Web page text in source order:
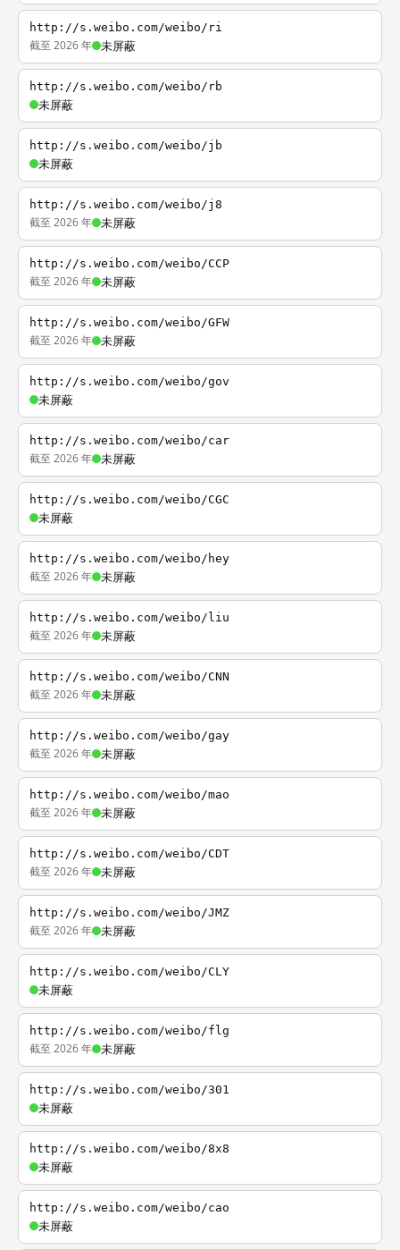
http://s.weibo.com/weibo/ri
截至 2026 年 未屏蔽
http://s.weibo.com/weibo/rb
未屏蔽
http://s.weibo.com/weibo/jb
未屏蔽
http://s.weibo.com/weibo/j8
截至 2026 年 未屏蔽
http://s.weibo.com/weibo/CCP
截至 2026 年 未屏蔽
http://s.weibo.com/weibo/GFW
截至 2026 年 未屏蔽
http://s.weibo.com/weibo/gov
未屏蔽
http://s.weibo.com/weibo/car
截至 2026 年 未屏蔽
http://s.weibo.com/weibo/CGC
未屏蔽
http://s.weibo.com/weibo/hey
截至 2026 年 未屏蔽
http://s.weibo.com/weibo/liu
截至 2026 年 未屏蔽
http://s.weibo.com/weibo/CNN
截至 2026 年 未屏蔽
http://s.weibo.com/weibo/gay
截至 2026 年 未屏蔽
http://s.weibo.com/weibo/mao
截至 2026 年 未屏蔽
http://s.weibo.com/weibo/CDT
截至 2026 年 未屏蔽
http://s.weibo.com/weibo/JMZ
截至 2026 年 未屏蔽
http://s.weibo.com/weibo/CLY
未屏蔽
http://s.weibo.com/weibo/flg
截至 2026 年 未屏蔽
http://s.weibo.com/weibo/301
未屏蔽
http://s.weibo.com/weibo/8x8
未屏蔽
http://s.weibo.com/weibo/cao
未屏蔽